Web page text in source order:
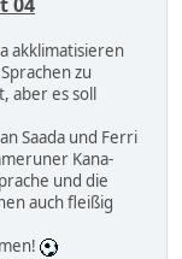
04
akklimatisieren
zu
aber es soll
Saada und Ferri
Kana-
und die
auch fleißig